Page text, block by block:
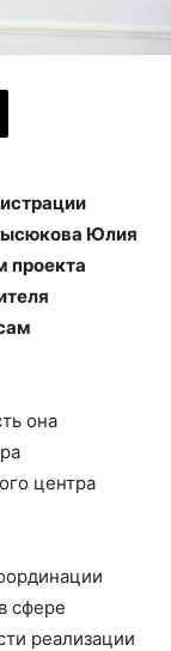
Юлия
проекта
она
центра
сфере
реализации